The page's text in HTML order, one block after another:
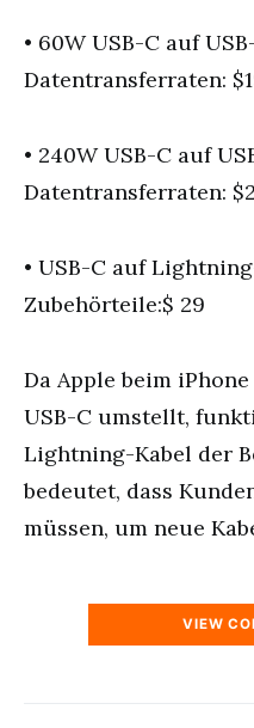
• 60W USB-C auf
Datentransferraten:
• 240W USB-C auf
Datentransferraten:
• USB-C auf
Zubehörteile:$ 29
Da Apple beim
USB-C umstellt,
Lightning-Kabel der
bedeutet, dass
müssen, um neue
VIEW